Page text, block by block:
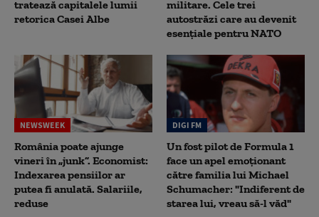
tratează capitalele lumii
retorica Casei Albe
militare. Cele trei
autostrăzi care au devenit
esențiale pentru NATO
NEWSWEEK
România poate ajunge
vineri în „junk”. Economist:
Indexarea pensiilor ar
putea fi anulată. Salariile,
reduse
DIGI FM
Un fost pilot de Formula 1
face un apel emoționant
către familia lui Michael
Schumacher: "Indiferent de
starea lui, vreau să-l văd"